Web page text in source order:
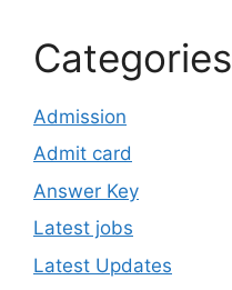
Categories
Admission
Admit card
Answer Key
Latest jobs
Latest Updates